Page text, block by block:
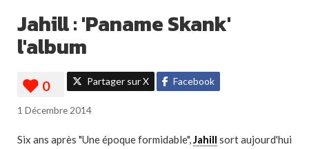
Jahill : 'Paname Skank'
l'album
Partager sur X Facebook
1 Décembre 2014
Six ans après "Une époque formidable",Jahill sort aujourd'hui